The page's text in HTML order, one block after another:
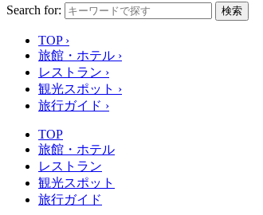
Search for:
検索
TOP ›
旅館・ホテル ›
レストラン ›
観光スポット ›
旅行ガイド ›
TOP
旅館・ホテル
レストラン
観光スポット
旅行ガイド